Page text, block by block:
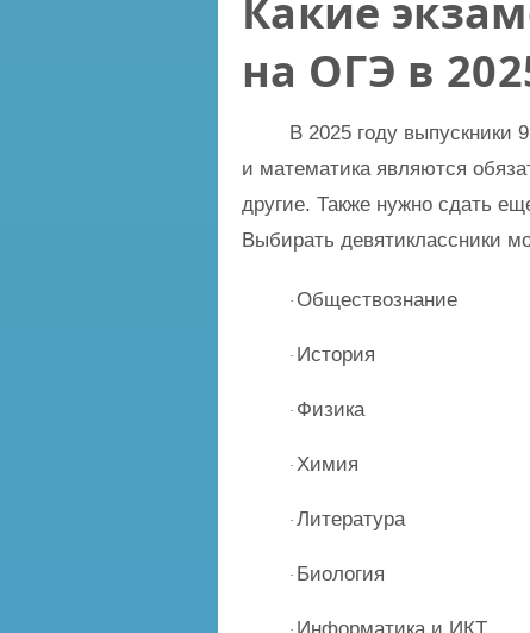
Какие
на ОГЭ в
В 2025 году выпускники
и математика являются
другие. Также нужно сдать
Выбирать девятиклассники
· Обществознание
· История
· Физика
· Химия
· Литература
· Биология
Информатика и ИКТ